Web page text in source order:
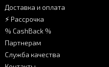
Доставка и оплата
⚡ Рассрочка
% CashBack %
Партнерам
Служба качества